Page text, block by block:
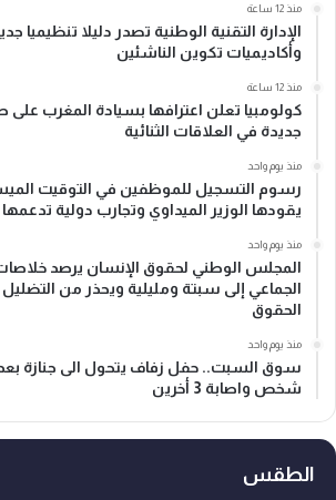
منذ 12 ساعة
الإدارة التقنية الوطنية تصدر دليلا تنظيميا
وأكاديميات تكوين الناشئين
منذ 12 ساعة
كولومبيا تعلن اعترافها بسيادة المغرب
جديدة في العلاقات الثنائية
منذ يوم واحد
رسوم التسجيل للموظفين في التوقيت
يقودها الوزير الميداوي وتجارب دولية تدعمها
منذ يوم واحد
المجلس الوطني لحقوق الإنسان يرصد خلاصات
الجماعي إلى سبتة ومليلية ويحذر من التضليل
الحقوق
منذ يوم واحد
سوق السبت.. حفل زفاف يتحول الى جنازة
شخص واصابة 3 أخرين
الطقس